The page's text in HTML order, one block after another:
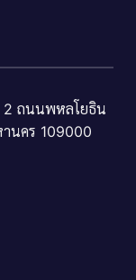
2 ถนนพหลโยธิน
านคร 109000